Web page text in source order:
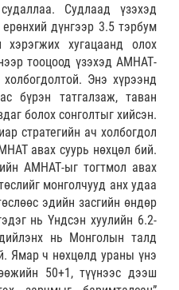
Судлаад үзэхэд
дүнгээр 3.5 тэрбум
хугацаанд олох
тооцоод үзэхэд АМНАТ-
Энэ хүрээнд
бүрэн татгалзаж, таван
болох сонголтыг хийсэн.
стратегийн ач холбогдол
авах суурь нөхцөл бий.
АМНАТ-ыг тогтмол авах
монголчууд анх удаа
эдийн засгийн өндөр
нь Үндсэн хуулийн 6.2-
нь Монголын талд
Ямар ч нөхцөлд ураны үнэ
50+1, түүнээс дээш